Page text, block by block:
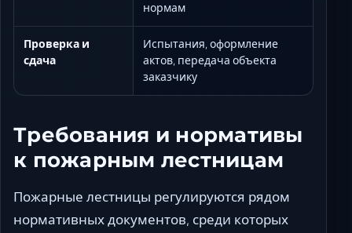
нормам
Проверка и
сдача
Испытания, оформление
актов, передача объекта
заказчику
Требования и нормативы
к пожарным лестницам
Пожарные лестницы регулируются рядом
нормативных документов, среди которых